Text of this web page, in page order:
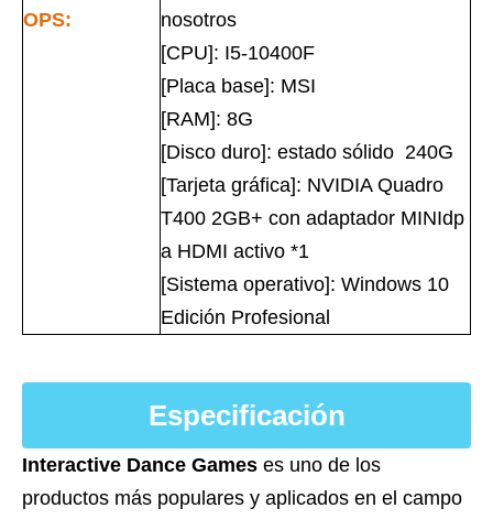
OPS:
nosotros
[CPU]: I5-10400F
[Placa base]: MSI
[RAM]: 8G
[Disco duro]: estado sólido 240G
[Tarjeta gráfica]: NVIDIA Quadro
T400 2GB+ con adaptador MINIdp
a HDMI activo *1
[Sistema operativo]: Windows 10
Edición Profesional
Especificación
Interactive Dance Games es uno de los
productos más populares y aplicados en el campo